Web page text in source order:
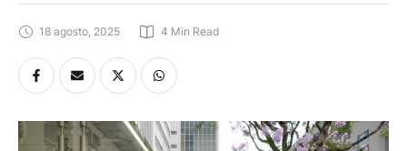
18 agosto, 2025 4 Min Read